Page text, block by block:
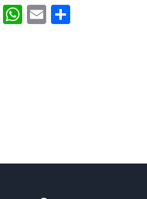
LinkedIn
WhatsApp
Email